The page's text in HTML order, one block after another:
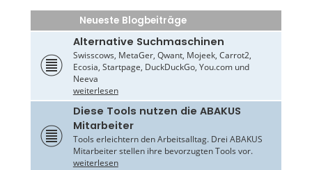
Neueste Blogbeiträge
Alternative Suchmaschinen
Swisscows, MetaGer, Qwant, Mojeek, Carrot2,
Ecosia, Startpage, DuckDuckGo, You.com und
Neeva
weiterlesen
Diese Tools nutzen die ABAKUS
Mitarbeiter
Tools erleichtern den Arbeitsalltag. Drei ABAKUS
Mitarbeiter stellen ihre bevorzugten Tools vor.
weiterlesen